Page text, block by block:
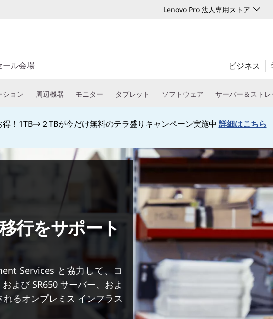
Lenovo Pro 法人専用ストア
ール会場 ビジネス
ション 周辺機器 モニター タブレット ソフトウェア サーバー＆ストレ
得！1TB→２TBが今だけ無料のテラ盛りキャンペーン実施中 詳細はこちら
行をサポート
Services と協力して、コ
よび SR650 サーバー、およ
るオンプレミス インフラス